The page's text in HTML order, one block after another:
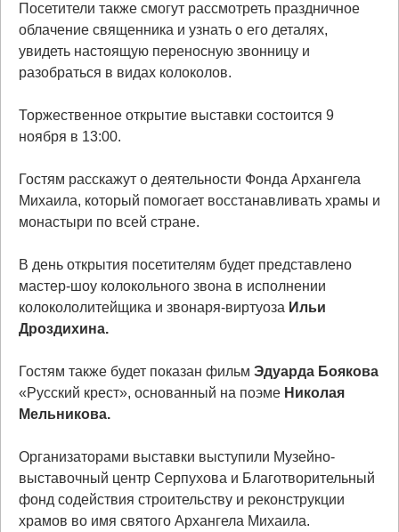
Посетители также смогут рассмотреть праздничное
облачение священника и узнать о его деталях,
увидеть настоящую переносную звонницу и
разобраться в видах колоколов.
Торжественное открытие выставки состоится 9
ноября в 13:00.
Гостям расскажут о деятельности Фонда Архангела
Михаила, который помогает восстанавливать храмы и
монастыри по всей стране.
В день открытия посетителям будет представлено
мастер-шоу колокольного звона в исполнении
колокололитейщика и звонаря-виртуоза Ильи
Дроздихина.
Гостям также будет показан фильм Эдуарда Боякова
«Русский крест», основанный на поэме Николая
Мельникова.
Организаторами выставки выступили Музейно-
выставочный центр Серпухова и Благотворительный
фонд содействия строительству и реконструкции
храмов во имя святого Архангела Михаила.